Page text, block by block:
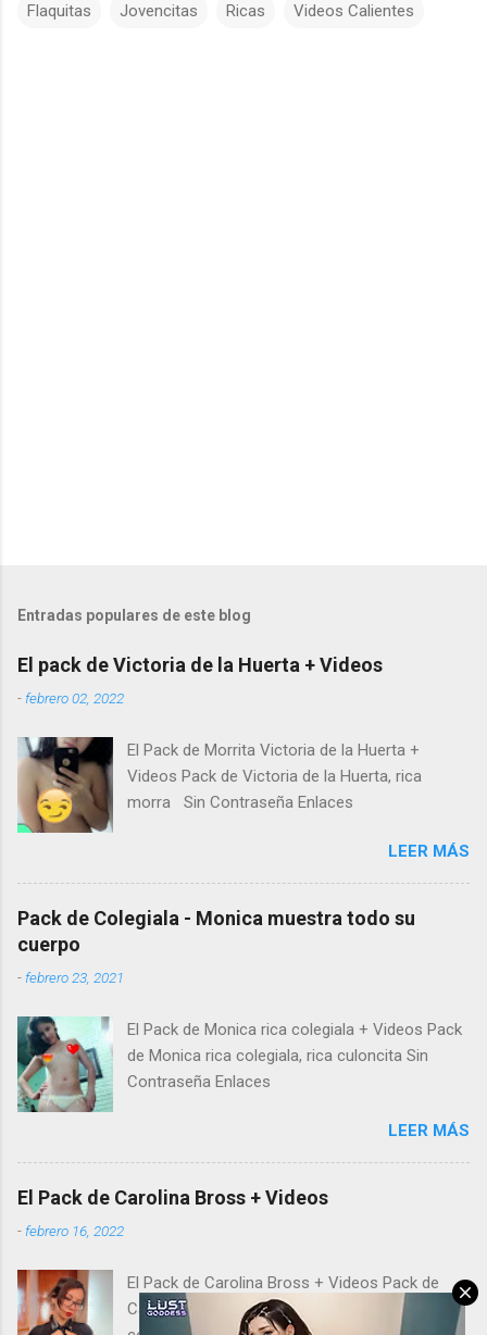
Flaquitas Jovencitas Ricas Videos Calientes
Entradas populares de este blog
El pack de Victoria de la Huerta + Videos
- febrero 02, 2022
El Pack de Morrita Victoria de la Huerta +
Videos Pack de Victoria de la Huerta, rica
morra Sin Contraseña Enlaces
LEER MÁS
Pack de Colegiala - Monica muestra todo su
cuerpo
- febrero 23, 2021
El Pack de Monica rica colegiala + Videos Pack
de Monica rica colegiala, rica culoncita Sin
Contraseña Enlaces
LEER MÁS
El Pack de Carolina Bross + Videos
- febrero 16, 2022
El Pack de Carolina Bross + Videos Pack de
Carolina Bross, morocha tetona aporta su